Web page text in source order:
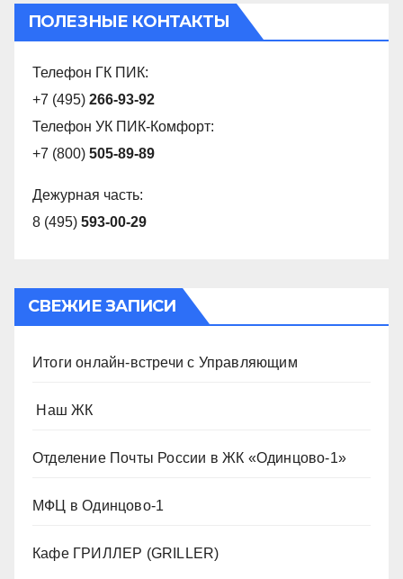
ПОЛЕЗНЫЕ КОНТАКТЫ
Телефон ГК ПИК:
+7 (495) 266-93-92
Телефон УК ПИК-Комфорт:
+7 (800) 505-89-89
Дежурная часть:
8 (495) 593-00-29
СВЕЖИЕ ЗАПИСИ
Итоги онлайн-встречи с Управляющим
️ Наш ЖК
Отделение Почты России в ЖК «Одинцово-1»
МФЦ в Одинцово-1
Кафе ГРИЛЛЕР (GRILLER)